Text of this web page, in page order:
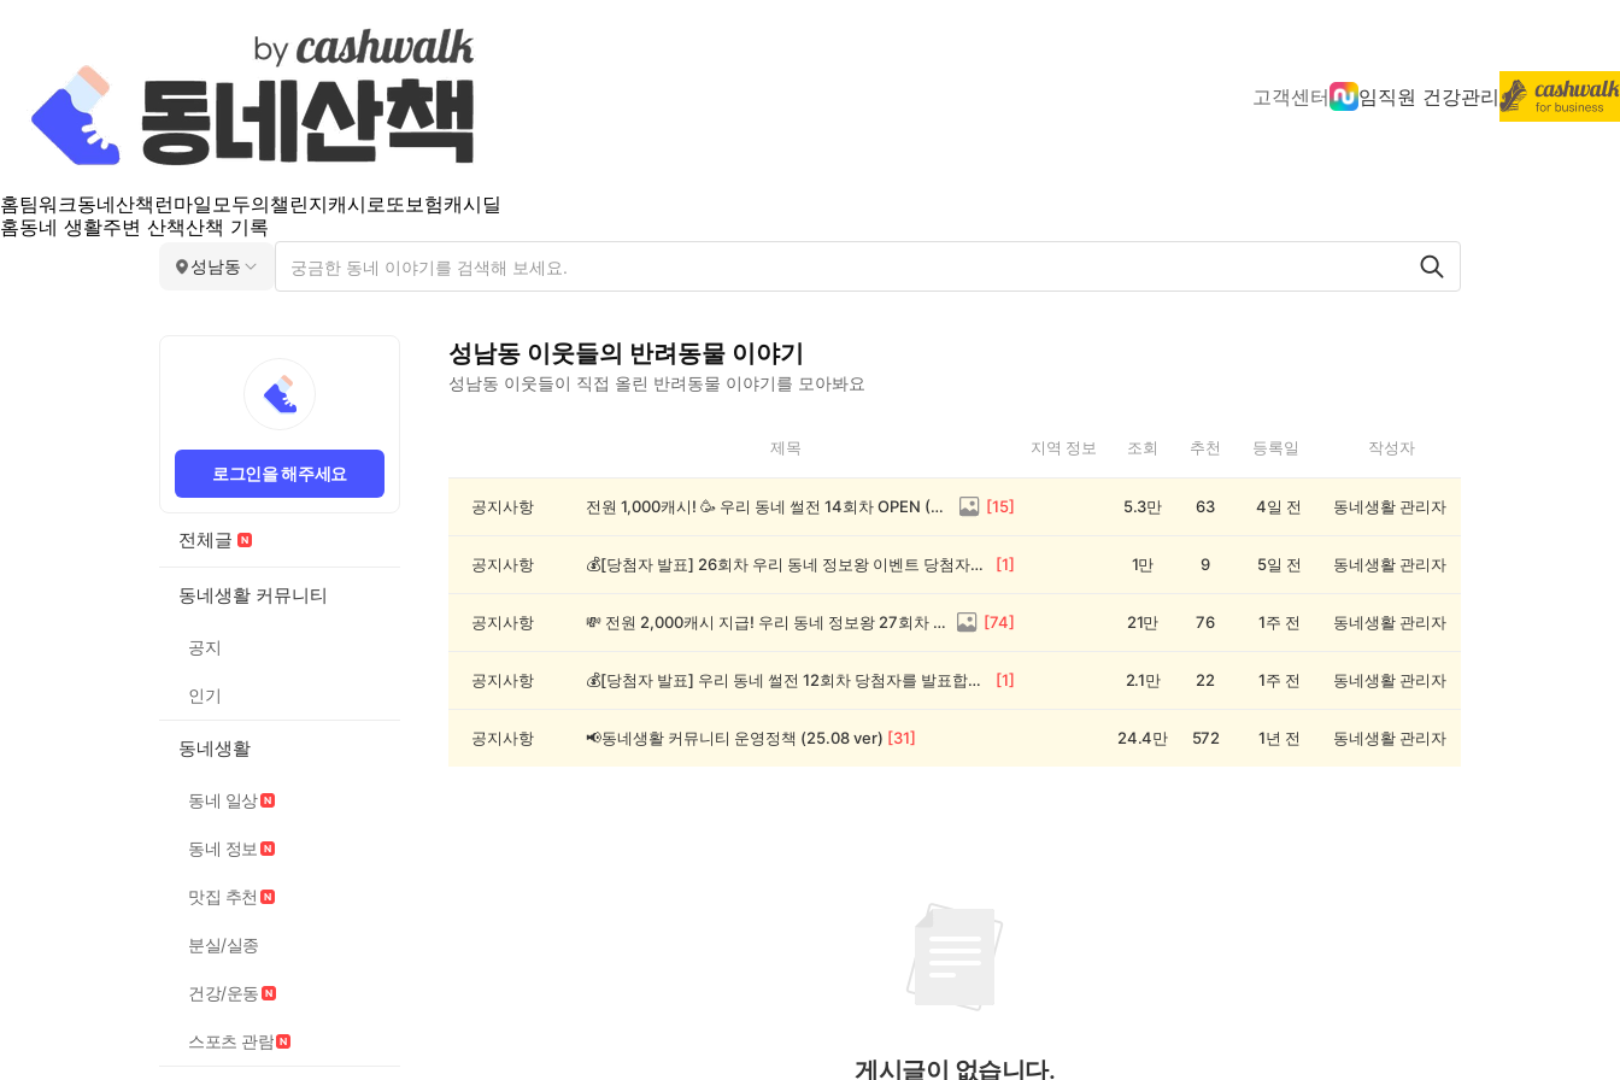
고객센터 임직원 건강관리
홈팀워크동네산책 런마일모두의챌린지캐시로또보험캐시딜
홈동네 생활주변 산책산책 기록
성남동
로그인을 해주세요
전체글
동네생활 커뮤니티
공지
인기
동네생활
동네 일상
동네 정보
맛집 추천
분실/실종
건강/운동
스포츠 관람
성남동 이웃들의 반려동물 이야기
성남동 이웃들이 직접 올린 반려동물 이야기를 모아봐요
동
제목 지역 정보 조회 추천 등록일 작성자
공지사항 전원 1,000캐시! 🥳 우리 동네 썰전 14회차 OPEN (~8/17) [15] 5.3만 63 4일 전 동네생활 관리자
공지사항 💰[당첨자 발표] 26회차 우리 동네 정보왕 이벤트 당첨자를 발표합니다! [1] 1만 9 5일 전 동네생활 관리자
공지사항 💸 전원 2,000캐시 지급! 우리 동네 정보왕 27회차 (~8/10) [74] 21만 76 1주 전 동네생활 관리자
공지사항 💰[당첨자 발표] 우리 동네 썰전 12회차 당첨자를 발표합니다! [1] 2.1만 22 1주 전 동네생활 관리자
공지사항 📢동네생활 커뮤니티 운영정책 (25.08 ver) [31] 24.4만 572 1년 전 동네생활 관리자
게시글이 없습니다.